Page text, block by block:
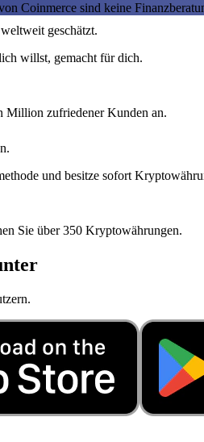
Coinmerce sind keine
geschätzt.
willst, gemacht für dich.
Million zufriedener Kunden an.
und besitze sofort
Sie über 350 Kryptowährungen.